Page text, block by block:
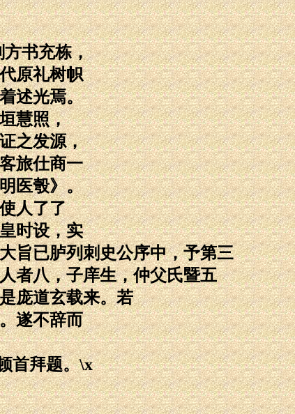
方书充栋，
原礼树帜
述光焉。
慧照，
之发源，
旅仕商一
医彀》。
人了了
时设，实
旨已胪列刺史公序中，予第三
者八，子庠生，仲父氏暨五
庞道玄载来。若
遂不辞而
首拜题。\x